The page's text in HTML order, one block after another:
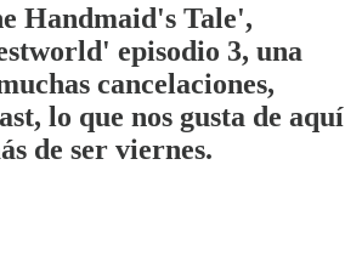
Handmaid's Tale',
episodio 3, una
cancelaciones,
lo que nos gusta de aquí
de ser viernes.